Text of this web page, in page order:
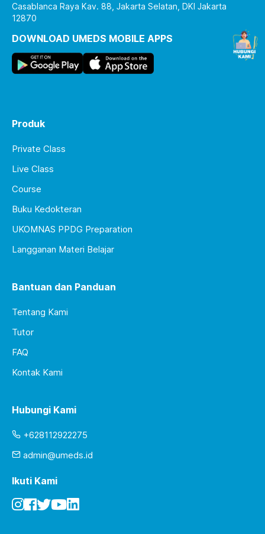
Casablanca Raya Kav. 88, Jakarta Selatan, DKI Jakarta
12870
DOWNLOAD UMEDS MOBILE APPS
Produk
Private Class
Live Class
Course
Buku Kedokteran
UKOMNAS PPDG Preparation
Langganan Materi Belajar
Bantuan dan Panduan
Tentang Kami
Tutor
FAQ
Kontak Kami
Hubungi Kami
+628112922275
admin@umeds.id
Ikuti Kami